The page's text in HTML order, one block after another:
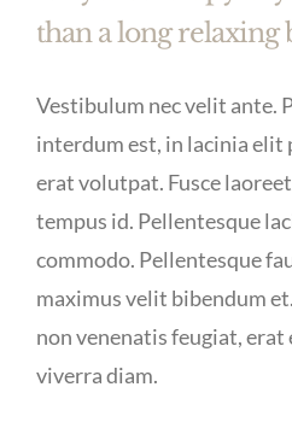
than a long relaxing
Vestibulum nec velit ante.
interdum est, in lacinia elit
erat volutpat. Fusce
tempus id. Pellentesque
commodo. Pellentesque
maximus velit bibendum
non venenatis feugiat,
viverra diam.